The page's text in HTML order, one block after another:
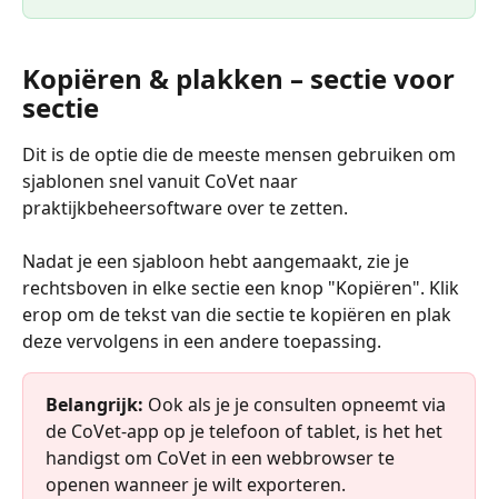
Kopiëren & plakken – sectie voor
sectie
Dit is de optie die de meeste mensen gebruiken om
sjablonen snel vanuit CoVet naar
praktijkbeheersoftware over te zetten.
Nadat je een sjabloon hebt aangemaakt, zie je
rechtsboven in elke sectie een knop "Kopiëren". Klik
erop om de tekst van die sectie te kopiëren en plak
deze vervolgens in een andere toepassing.
Belangrijk: Ook als je je consulten opneemt via
de CoVet-app op je telefoon of tablet, is het het
handigst om CoVet in een webbrowser te
openen wanneer je wilt exporteren.